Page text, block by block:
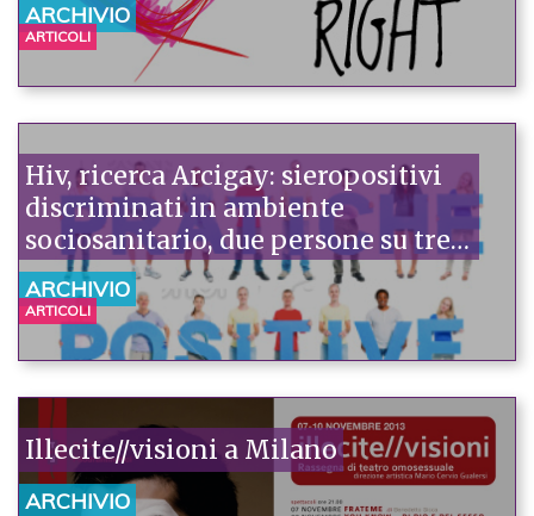
ARCHIVIO
ARTICOLI
Hiv, ricerca Arcigay: sieropositivi
discriminati in ambiente
sociosanitario, due persone su tre
lo denunciano. Maglia nera a
dentista e pronto soccorso
ARCHIVIO
ARTICOLI
Illecite//visioni a Milano
ARCHIVIO